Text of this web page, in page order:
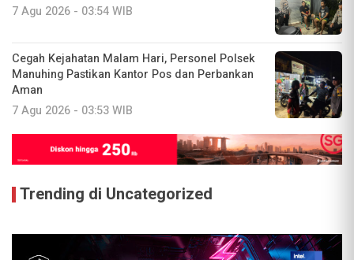
7 Agu 2026 - 03:54 WIB
Cegah Kejahatan Malam Hari, Personel Polsek
Manuhing Pastikan Kantor Pos dan Perbankan
Aman
7 Agu 2026 - 03:53 WIB
Trending di Uncategorized